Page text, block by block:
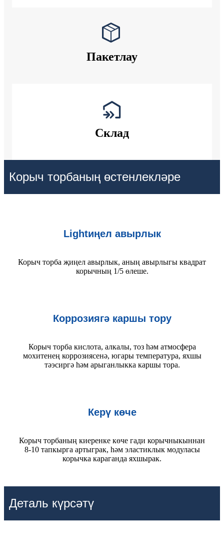
Пакетлау
Склад
Корыч торбаның өстенлекләре
Lightиңел авырлык
Корыч торба җиңел авырлык, аның авырлыгы квадрат
корычның 1/5 өлеше.
Коррозиягә каршы тору
Корыч торба кислота, алкалы, тоз һәм атмосфера
мохитенең коррозиясенә, югары температура, яхшы
тәэсиргә һәм арыганлыкка каршы тора.
Керү көче
Корыч торбаның киеренке көче гади корычныкыннан
8-10 тапкырга артыграк, һәм эластиклык модуласы
корычка караганда яхшырак.
Деталь күрсәтү